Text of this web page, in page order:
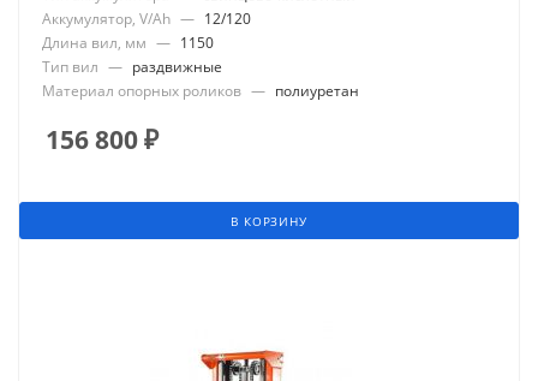
Аккумулятор, V/Ah — 12/120
Длина вил, мм — 1150
Тип вил — раздвижные
Материал опорных роликов — полиуретан
156 800₽
В КОРЗИНУ